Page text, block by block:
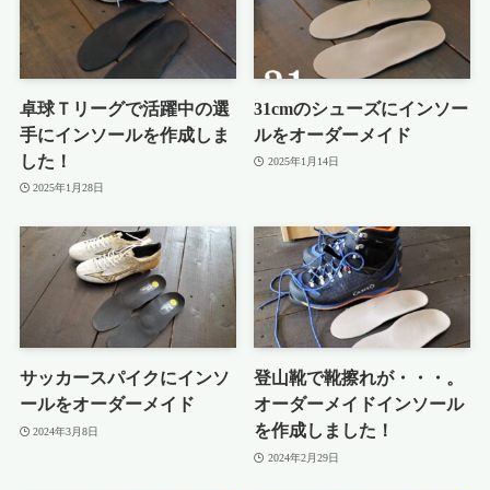
卓球Ｔリーグで活躍中の選
手にインソールを作成しま
した！
2025年1月28日
31cmのシューズにインソー
ルをオーダーメイド
2025年1月14日
サッカースパイクにインソ
ールをオーダーメイド
2024年3月8日
登山靴で靴擦れが・・・。
オーダーメイドインソール
を作成しました！
2024年2月29日